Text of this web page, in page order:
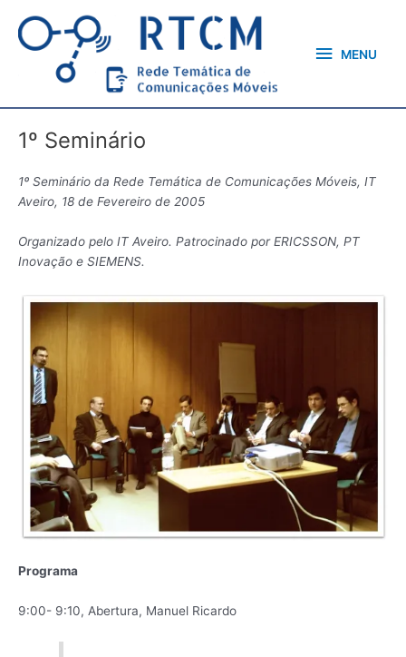
content
MENU
1º Seminário
1º Seminário da Rede Temática de Comunicações Móveis, IT
Aveiro, 18 de Fevereiro de 2005
Organizado pelo IT Aveiro. Patrocinado por ERICSSON, PT
Inovação e SIEMENS.
Programa
9:00- 9:10, Abertura, Manuel Ricardo